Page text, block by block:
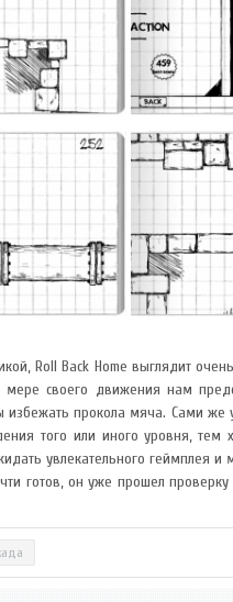
Roll Back Home выглядит
мере своего движения нам
избежать прокола мяча. Сами
того или иного уровня, тем
увлекательного геймплея
готов, он уже прошел